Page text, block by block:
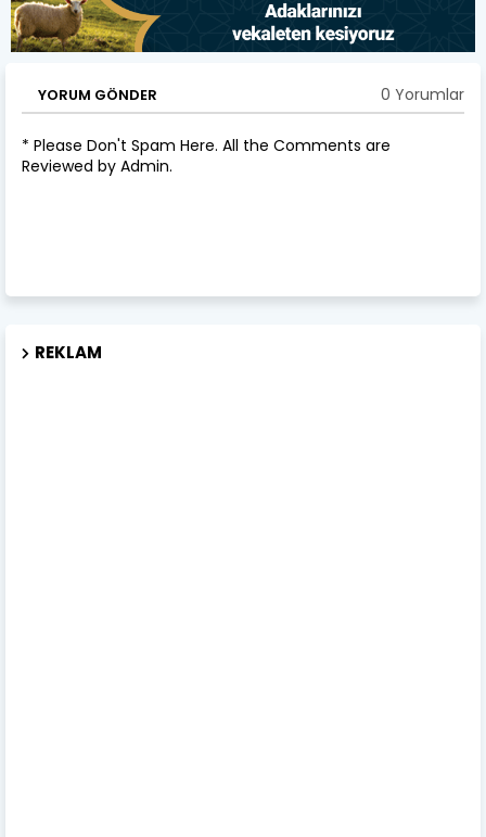
YORUM GÖNDER 0 Yorumlar
* Please Don't Spam Here. All the Comments are
Reviewed by Admin.
REKLAM